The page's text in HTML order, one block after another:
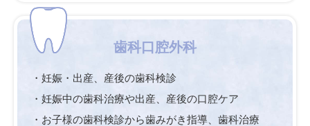
歯科口腔外科
・妊娠・出産、産後の歯科検診
・妊娠中の歯科治療や出産、産後の口腔ケア
・お子様の歯科検診から歯みがき指導、歯科治療